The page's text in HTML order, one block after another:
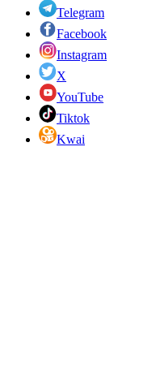
Telegram
Facebook
Instagram
X
YouTube
Tiktok
Kwai